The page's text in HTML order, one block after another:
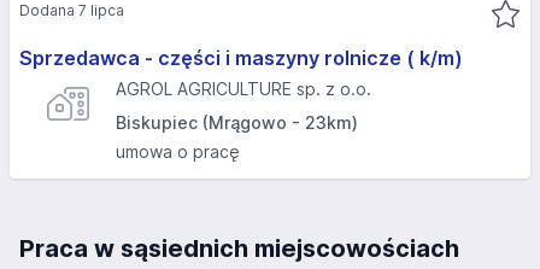
Sprzedawca - części i maszyny rolnicze ( k/m)
AGROL AGRICULTURE sp. z o.o.
Biskupiec (Mrągowo - 23km)
umowa o pracę
Dodana 7 lipca
Praca w sąsiednich miejscowościach